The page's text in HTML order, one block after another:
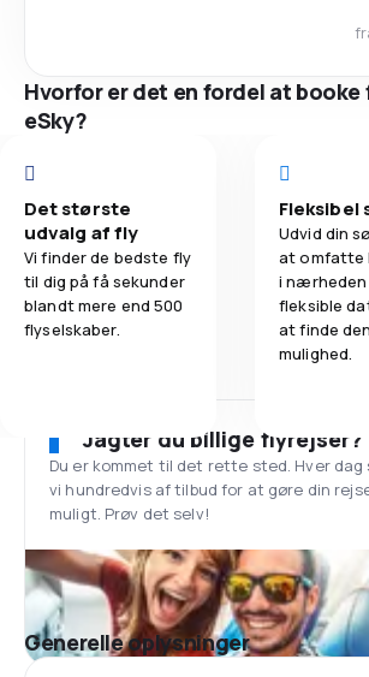
Hvorfor er det en fordel at booke
eSky?
Det største
udvalg af fly
Vi finder de bedste fly
til dig på få sekunder
blandt mere end 500
flyselskaber.
Fleksibel
Udvid din
at omfatte
i nærheden
fleksible
at finde
mulighed.
Jagter du billige flyrejser?
Du er kommet til det rette sted. Hver dag
vi hundredvis af tilbud for at gøre din
muligt. Prøv det selv!
Generelle oplysninger